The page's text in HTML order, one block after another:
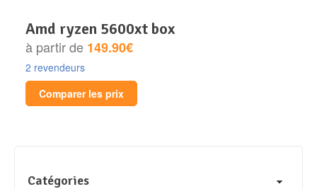
amd ryzen 5600xt box
à partir de 149.90€
2 revendeurs
Comparer les prix
Catégories